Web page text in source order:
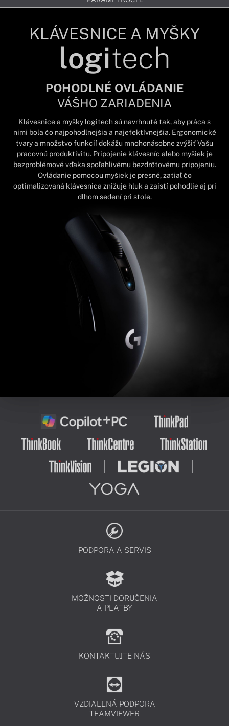
KLÁVESNICE A MYŠKY
logitech
POHODLNÉ OVLÁDANIE
VÁŠHO ZARIADENIA
Klávesnice a myšky logitech sú navrhnuté tak, aby práca s
nimi bola čo najpohodlnejšia a najefektívnejšia. Ergonomické
tvary a množstvo funkcií dokážu mnohonásobne zvýšiť Vašu
pracovnú produktivitu. Pripojenie klávesníc alebo myšiek je
bezproblémové vďaka spoľahlivému bezdrôtovému pripojeniu.
Ovládanie pomocou myšiek je presné, zatiaľ čo
optimalizovaná klávesnica znižuje hluk a zaistí pohodlie aj pri
dlhom sedení pri stole.
PODPORA A SERVIS
MOŽNOSTI DORUČENIA
A PLATBY
KONTAKTUJTE NÁS
VZDIALENÁ PODPORA
TEAMVIEWER